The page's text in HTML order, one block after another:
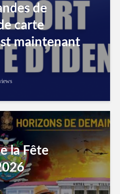
de
carte
maintenant
la Fête